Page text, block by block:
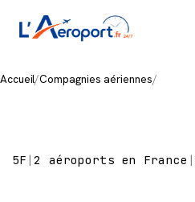
Accueil/Compagnies aériennes/
5F |2 aéroports en France |